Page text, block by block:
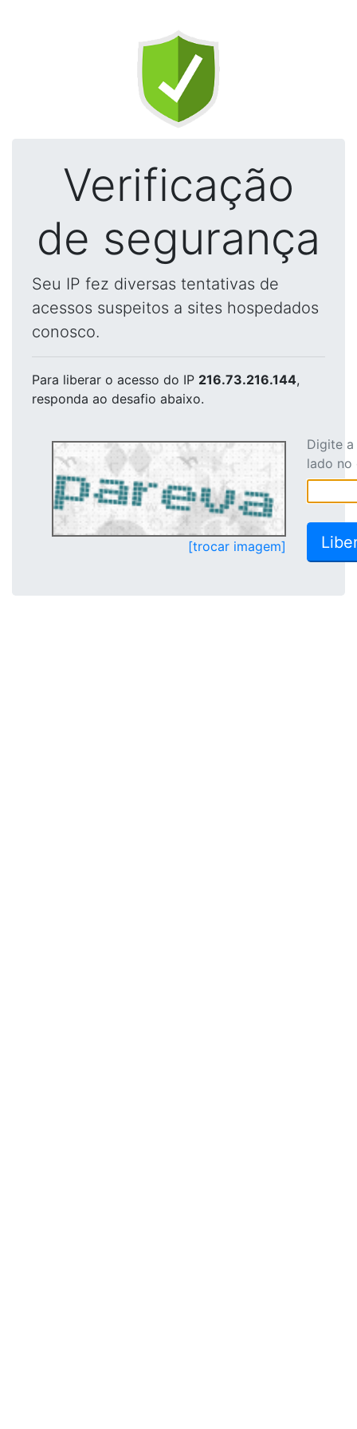
Verificação
de segurança
Seu IP fez diversas tentativas de
acessos suspeitos a sites hospedados
conosco.
Para liberar o acesso do IP 216.73.216.144,
responda ao desafio abaixo.
[trocar imagem]
Digite
lado no